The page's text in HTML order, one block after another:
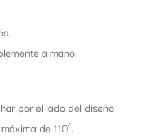
a mano.
por el lado del diseño.
de 110º.